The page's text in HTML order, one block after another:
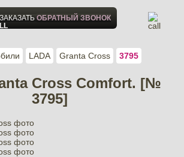
LADA Granta Cross 3795
Cross Comfort. [№
3795]
ЗАКАЗАТЬОБРАТНЫЙ ЗВОНОК